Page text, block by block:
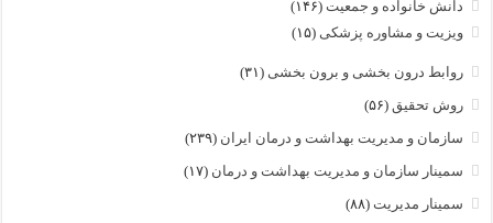
دانش خانواده و جمعیت (۱۴۶)
ویزیت و مشاوره پزشکی (۱۵)
روابط درون بخشی و برون بخشی (۳۱)
روش تحقیق (۵۶)
سازمان و مدیریت بهداشت و درمان ایران (۲۳۹)
سمینار سازمان و مدیریت بهداشت و درمان (۱۷)
سمینار مدیریت (۸۸)